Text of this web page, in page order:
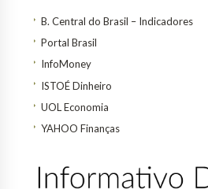
B. Central do Brasil – Indicadores
Portal Brasil
InfoMoney
ISTOÉ Dinheiro
UOL Economia
YAHOO Finanças